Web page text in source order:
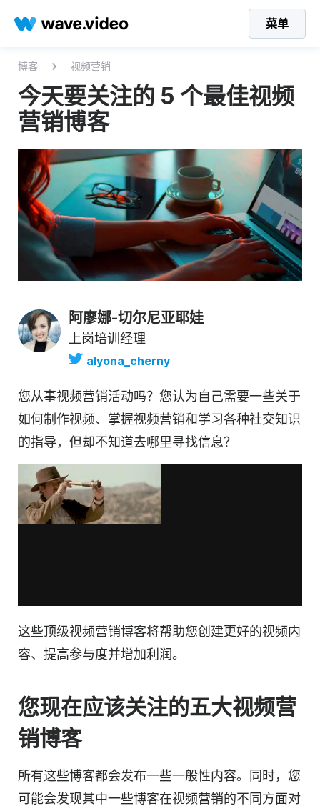
菜单
博客 视频营销
今天要关注的 5 个最佳视频
营销博客
阿廖娜-切尔尼亚耶娃
上岗培训经理
alyona_cherny
您从事视频营销活动吗？您认为自己需要一些关于
如何制作视频、掌握视频营销和学习各种社交知识
的指导，但却不知道去哪里寻找信息？
这些顶级视频营销博客将帮助您创建更好的视频内
容、提高参与度并增加利润。
您现在应该关注的五大视频营
销博客
所有这些博客都会发布一些一般性内容。同时，您
可能会发现其中一些博客在视频营销的不同方面对